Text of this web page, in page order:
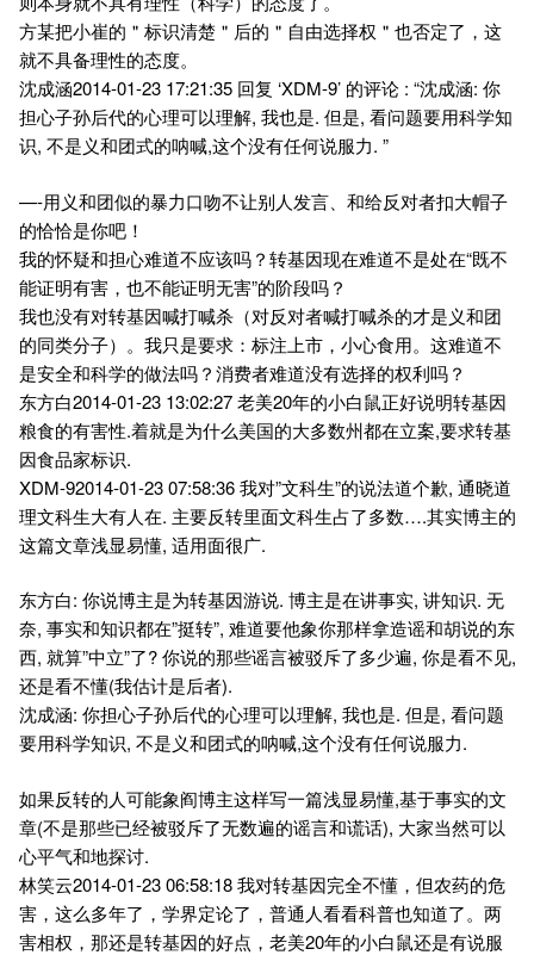
方某把小崔的＂标识清楚＂后的＂自由选择权＂也否定了，这
就不具备理性的态度。
沈成涵2014-01-23 17:21:35 回复 ‘XDM-9’ 的评论 : “沈成涵: 你
担心子孙后代的心理可以理解, 我也是. 但是, 看问题要用科学知
识, 不是义和团式的呐喊,这个没有任何说服力. ”
—-用义和团似的暴力口吻不让别人发言、和给反对者扣大帽子
的恰恰是你吧！
我的怀疑和担心难道不应该吗？转基因现在难道不是处在“既不
能证明有害，也不能证明无害”的阶段吗？
我也没有对转基因喊打喊杀（对反对者喊打喊杀的才是义和团
的同类分子）。我只是要求：标注上市，小心食用。这难道不
是安全和科学的做法吗？消费者难道没有选择的权利吗？
东方白2014-01-23 13:02:27 老美20年的小白鼠正好说明转基因
粮食的有害性.着就是为什么美国的大多数州都在立案,要求转基
因食品家标识.
XDM-92014-01-23 07:58:36 我对”文科生”的说法道个歉, 通晓道
理文科生大有人在. 主要反转里面文科生占了多数….其实博主的
这篇文章浅显易懂, 适用面很广.
东方白: 你说博主是为转基因游说. 博主是在讲事实, 讲知识. 无
奈, 事实和知识都在”挺转”, 难道要他象你那样拿造谣和胡说的东
西, 就算”中立”了? 你说的那些谣言被驳斥了多少遍, 你是看不见,
还是看不懂(我估计是后者).
沈成涵: 你担心子孙后代的心理可以理解, 我也是. 但是, 看问题
要用科学知识, 不是义和团式的呐喊,这个没有任何说服力.
如果反转的人可能象阎博主这样写一篇浅显易懂,基于事实的文
章(不是那些已经被驳斥了无数遍的谣言和谎话), 大家当然可以
心平气和地探讨.
林笑云2014-01-23 06:58:18 我对转基因完全不懂，但农药的危
害，这么多年了，学界定论了，普通人看看科普也知道了。两
害相权，那还是转基因的好点，老美20年的小白鼠还是有说服